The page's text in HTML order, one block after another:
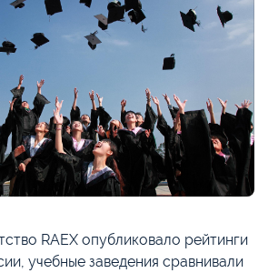
RAEX опубликовало рейтинги
учебные заведения сравнивали